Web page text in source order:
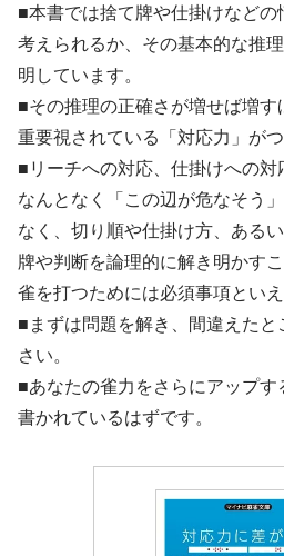
■本書では捨て牌や仕掛けなど
考えられるか、その基本的な推
明しています。
■その推理の正確さが増せば増す
重要視されている「対応力」がつ
■リーチへの対応、仕掛けへの対
なんとなく「この辺が危なそう
なく、切り順や仕掛け方、ある
牌や判断を論理的に解き明かす
雀を打つためには必須事項といえ
■まずは問題を解き、間違えた
さい。
■あなたの雀力をさらにアップ
書かれているはずです。